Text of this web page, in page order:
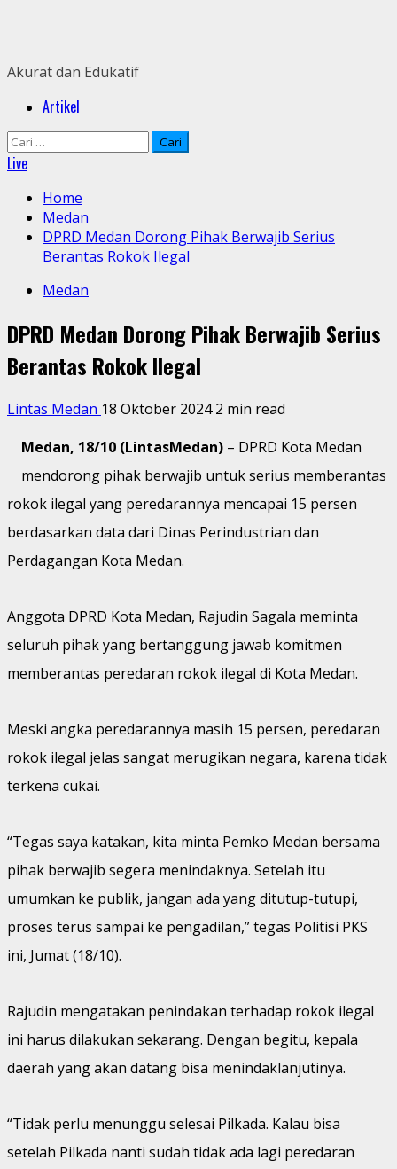
Akurat dan Edukatif
PrimaryArtikel
Cari
untuk:
Live
Home
Medan
DPRD Medan Dorong Pihak Berwajib Serius
Berantas Rokok Ilegal
Medan
DPRD Medan Dorong Pihak Berwajib Serius
Berantas Rokok Ilegal
Lintas Medan 18 Oktober 20242 min read
Medan, 18/10 (LintasMedan) – DPRD Kota Medan
mendorong pihak berwajib untuk serius memberantas
rokok ilegal yang peredarannya mencapai 15 persen
berdasarkan data dari Dinas Perindustrian dan
Perdagangan Kota Medan.
Anggota DPRD Kota Medan, Rajudin Sagala meminta
seluruh pihak yang bertanggung jawab komitmen
memberantas peredaran rokok ilegal di Kota Medan.
Meski angka peredarannya masih 15 persen, peredaran
rokok ilegal jelas sangat merugikan negara, karena tidak
terkena cukai.
“Tegas saya katakan, kita minta Pemko Medan bersama
pihak berwajib segera menindaknya. Setelah itu
umumkan ke publik, jangan ada yang ditutup-tutupi,
proses terus sampai ke pengadilan,” tegas Politisi PKS
ini, Jumat (18/10).
Rajudin mengatakan penindakan terhadap rokok ilegal
ini harus dilakukan sekarang. Dengan begitu, kepala
daerah yang akan datang bisa menindaklanjutinya.
“Tidak perlu menunggu selesai Pilkada. Kalau bisa
setelah Pilkada nanti sudah tidak ada lagi peredaran